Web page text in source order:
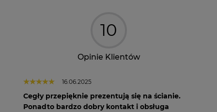
10
Opinie Klientów
16.06.2025
Cegły przepięknie prezentują się na ścianie.
Ponadto bardzo dobry kontakt i obsługa